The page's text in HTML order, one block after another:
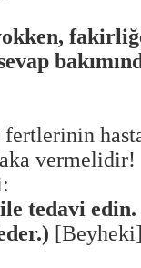
tedavi